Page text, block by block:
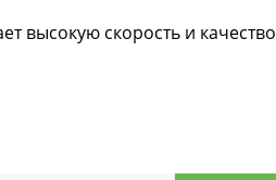
высокую скорость и качество